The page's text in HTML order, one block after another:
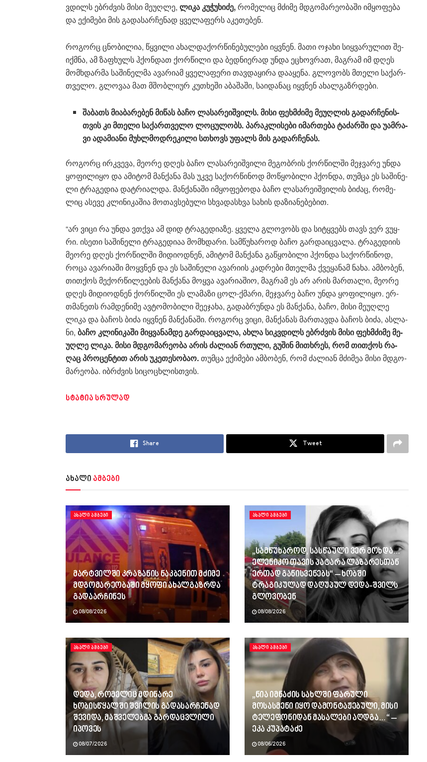
ვდილს ებ­რძვის მისი მე­უღ­ლე, ლიკა კუ­ჭუ­ხი­ძე,რო­მე­ლიც მძი­მე მდგო­მა­რე­ო­ბა­ში იმ­ყო­ფე­ბა
და ექი­მე­ბი მის გა­და­სარ­ჩე­ნად ყვე­ლა­ფერს აკე­თე­ბენ.
რო­გორც ცნო­ბი­ლია, წყვი­ლი ახალ­და­ქორ­წი­ნე­ბუ­ლე­ბი იყ­ვნენ. მათი ოჯა­ხი სიყ­ვა­რუ­ლით შე­
იქ­მნა, ამ ზა­ფხულს ჰქონ­დათ ქორ­წი­ლი და ბედ­ნი­ე­რად უნდა ეცხოვ­რათ, მაგ­რამ იმ დღეს
მომ­ხდარ­მა სა­ში­ნელ­მა ავა­რი­ამ ყვე­ლა­ფე­რი თავ­და­ყი­რა და­ა­ყე­ნა. გლო­ვობს მთე­ლი სა­ქარ­
თვე­ლო. გლო­ვაა მათ მშობ­ლი­ურ კუ­თხე­ში აბა­შა­ში, სა­ი­და­ნაც იყ­ვნენ ახალ­გაზ­რდე­ბი.
შა­ბათს მი­ა­ბა­რე­ბენ მი­წას ბაჩო ლა­სა­რე­იშ­ვილს. მისი ფეხ­მძი­მე მე­უღ­ლის გა­დარ­ჩე­ნის­
თვის კი მთე­ლი სა­ქარ­თვე­ლო ლო­ცუ­ლობს. პა­რაკ­ლი­სე­ბი იმარ­თე­ბა ტა­ძარ­ში და უამ­რა­
ვი ადა­მი­ა­ნი მუხ­ლმოდ­რე­კი­ლი სთხოვს უფალს მის გა­დარ­ჩე­ნას.
რო­გორც ირ­კვე­ვა, მე­ო­რე დღეს ბაჩო ლა­სა­რე­იშ­ვი­ლი მე­გობ­რის ქორ­წილ­ში მეჯ­ვა­რე უნდა
ყო­ფი­ლი­ყო და ამი­ტომ მან­ქა­ნა მას უკვე სა­ქორ­წი­ნოდ მო­წყო­ბი­ლი ჰქონ­და, თუმ­ცა ეს სა­ში­ნე­
ლი ტრა­გე­დია დატ­რი­ალ­და. მან­ქა­ნა­ში იმ­ყო­ფე­ბო­და ბაჩო ლა­სა­რე­იშ­ვი­ლის ბი­ძაც, რო­მე­
ლიც ასე­ვე კლი­ნი­კა­შია მო­თავ­სე­ბუ­ლი სხვა­დას­ხვა სა­ხის და­ზი­ა­ნე­ბე­ბით.
“არ ვიცი რა უნდა ვთქვა ამ დიდ ტრა­გე­დი­ა­ზე. ყვე­ლა გლო­ვობს და სი­ტყვებს თავს ვერ ვუყ­
რი. ისე­თი სა­ში­ნე­ლი ტრა­გე­დი­აა მომ­ხდა­რი. სამ­წუ­ხა­როდ ბაჩო გარ­და­იც­ვა­ლა. ტრა­გე­დი­ის
მე­ო­რე დღეს ქორ­წილ­ში მი­დი­ოდ­ნენ, ამი­ტომ მან­ქა­ნა გა­წყო­ბი­ლი ჰქონ­და სა­ქორ­წი­ნოდ,
როცა ავა­რი­ა­ში მოყ­ვნენ და ეს სა­ში­ნე­ლი ავა­რი­ის კად­რე­ბი მთელ­მა ქვე­ყა­ნამ ნახა. ამ­ბო­ბენ,
თით­ქოს მე­ქორ­წი­ლე­ე­ბის მან­ქა­ნა მოყ­ვა ავა­რი­ა­შიო, მაგ­რამ ეს არ არის მარ­თა­ლი, მე­ო­რე
დღეს მი­დი­ოდ­ნენ ქორ­წილ­ში ეს ლა­მა­ზი ცოლ-ქმა­რი, მეჯ­ვა­რე ბაჩო უნდა ყო­ფი­ლი­ყო. ერ­
თმა­ნეთს რამ­დე­ნი­მე ავ­ტო­მო­ბი­ლი შე­ე­ჯა­ხა, გა­დაბ­რუნ­და ეს მან­ქა­ნა, ბაჩო, მისი მე­უღ­ლე
ლიკა და ბა­ჩოს ბიძა იყ­ვნენ მან­ქა­ნა­ში. რო­გორც ვიცი, მან­ქა­ნას მარ­თავ­და ბა­ჩოს ბიძა, ას­ლა­
ნი, ბაჩო კლი­ნი­კა­ში მიყ­ვა­ნამ­დე გარ­და­იც­ვა­ლა, ახლა სიკ­ვდილს ებ­რძვის მისი ფეხ­მძი­მე მე­
უღ­ლე ლიკა. მისი მდგო­მა­რე­ო­ბა არის ძა­ლი­ან რთუ­ლი, გუ­შინ მი­თხრეს, რომ თით­ქოს რა­
ღაც პრო­ცენ­ტით არის უკე­თე­სო­ბაო.თუმ­ცა ექი­მე­ბი ამ­ბო­ბენ, რომ ძა­ლი­ან მძი­მეა მისი მდგო­
მა­რე­ო­ბა. იბ­რძვის სი­ცო­ცხლის­თვის.
სტატია სრულად
Share Tweet
ახალი ამბები
ᲐᲮᲐᲚᲘ ᲐᲛᲑᲔᲑᲘ
მარტვილში კრაზანის ნაკბენით მძიმე
მდგომარეობაში მყოფი ახალგაზრდა
გადაარჩინეს
08/08/2026
ᲐᲮᲐᲚᲘ ᲐᲛᲑᲔᲑᲘ
„სამწუხაროდ, სასწაული ვერ მოხდა…
ელენიკო თავის პატარა ლაზარესთან
ერთად განისვენებს“ – ხობში
ტრაგიკულად დაღუპულ დედა-შვილს
გლოვობენ
08/08/2026
ᲐᲮᲐᲚᲘ ᲐᲛᲑᲔᲑᲘ
დედა, რომელიც მდინარე
ხობისწყალში შვილის გადასარჩენად
შევიდა, მაშველებმა გარდაცვლილი
იპოვეს
08/07/2026
ᲐᲮᲐᲚᲘ ᲐᲛᲑᲔᲑᲘ
„ნია იმნაძის სახლში ფარული
მოსასმენი იყო დამონტაჟებული, მისი
ტელეფონიდან მასალები აღდგა…“ –
ეკა კუპატაძე
08/06/2026